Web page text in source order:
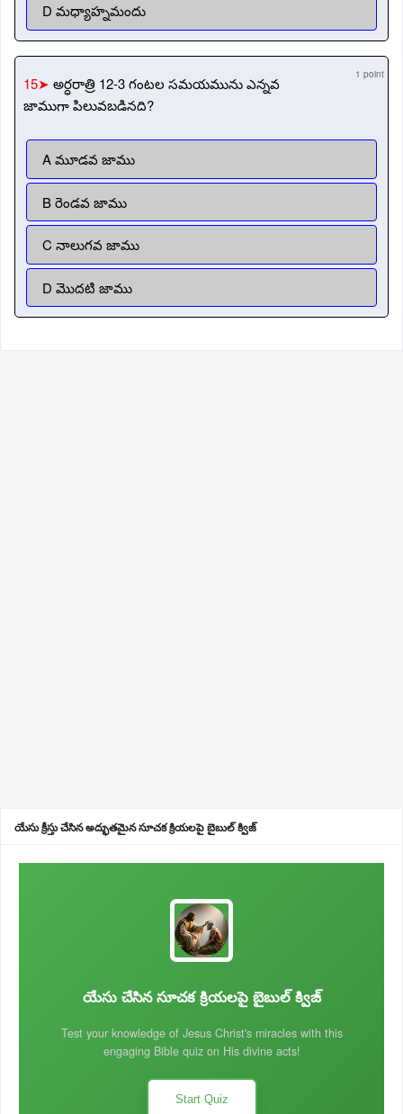
D మధ్యాహ్నమందు
15➤ అర్ధరాత్రి 12-3 గంటల సమయమును ఎన్నవ
జాముగా పిలువబడినది?
1 point
A మూడవ జాము
B రెండవ జాము
C నాలుగవ జాము
D మొదటి జాము
యేసు క్రీస్తు చేసిన అద్భుతమైన సూచక క్రియలపై బైబుల్ క్విజ్
యేసు చేసిన సూచక క్రియలపై బైబుల్ క్విజ్
Test your knowledge of Jesus Christ's miracles with this
engaging Bible quiz on His divine acts!
Start Quiz